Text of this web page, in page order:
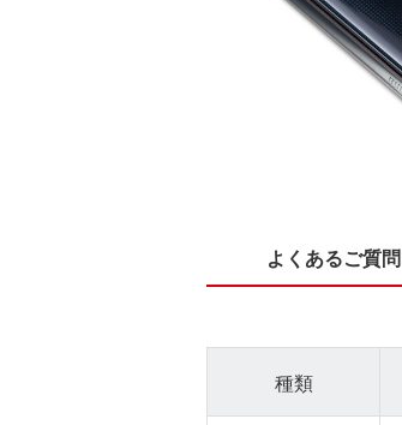
よくあるご質問
種類